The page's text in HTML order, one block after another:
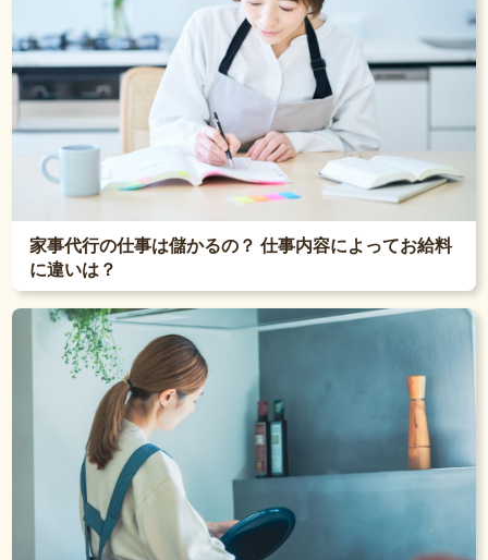
家事代行の仕事は儲かるの？ 仕事内容によってお給料
に違いは？